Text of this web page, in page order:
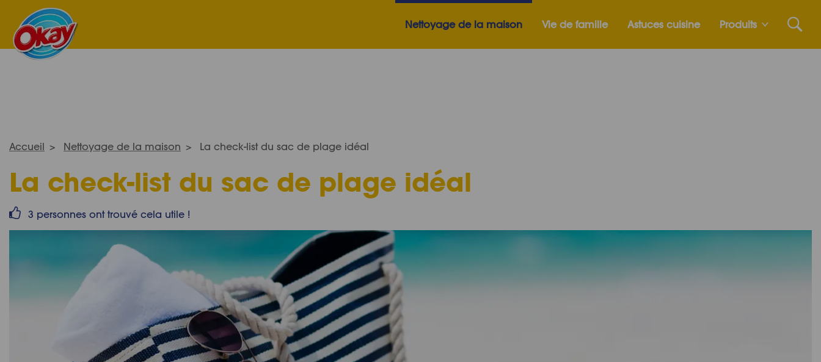
Nettoyage de la maison Vie de famille Astuces cuisine Produits
Accueil Nettoyage de la maison La check-list du sac de plage idéal
La check-list du sac de plage idéal
3 personnes ont trouvé cela utile !